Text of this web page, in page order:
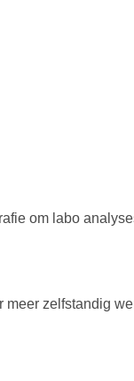
om labo
zelfstandig